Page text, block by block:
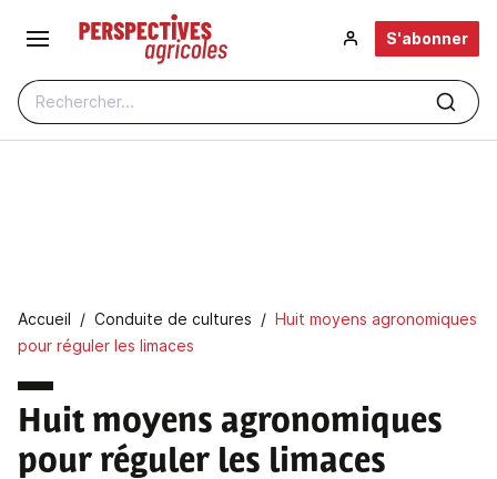
Aller au contenu principal
Rechercher...
S'abonner
Fil d'Ariane
Accueil Conduite de cultures
Huit moyens agronomiques
pour réguler les limaces
Huit moyens agronomiques
pour réguler les limaces